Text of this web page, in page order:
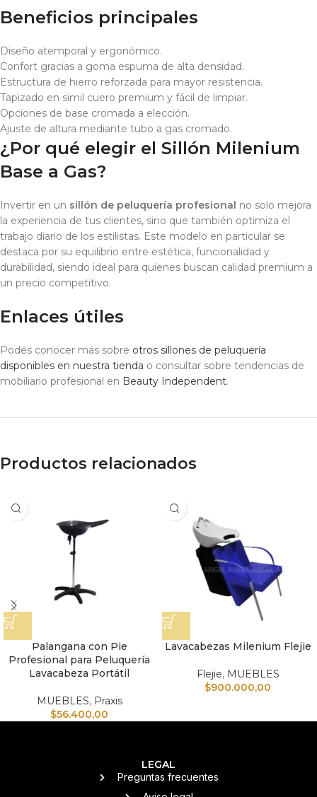
Beneficios principales
Diseño atemporal y ergonómico.
Confort gracias a goma espuma de alta densidad.
Estructura de hierro reforzada para mayor resistencia.
Tapizado en simil cuero premium y fácil de limpiar.
Opciones de base cromada a elección.
Ajuste de altura mediante tubo a gas cromado.
¿Por qué elegir el Sillón Milenium
Base a Gas?
Invertir en un sillón de peluquería profesional no solo mejora
la experiencia de tus clientes, sino que también optimiza el
trabajo diario de los estilistas. Este modelo en particular se
destaca por su equilibrio entre estética, funcionalidad y
durabilidad, siendo ideal para quienes buscan calidad premium a
un precio competitivo.
Enlaces útiles
Podés conocer más sobre otros sillones de peluquería
disponibles en nuestra tienda o consultar sobre tendencias de
mobiliario profesional en Beauty Independent.
Productos relacionados
Palangana con Pie
Profesional para Peluquería
Lavacabeza Portátil
MUEBLES, Praxis
$56.400,00
Lavacabezas Milenium Flejie
Flejie, MUEBLES
$900.000,00
LEGAL
Preguntas frecuentes